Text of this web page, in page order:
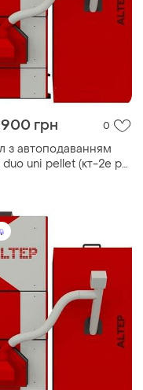
грн 0
з автоподаванням
uni pellet (кт-2e pg)